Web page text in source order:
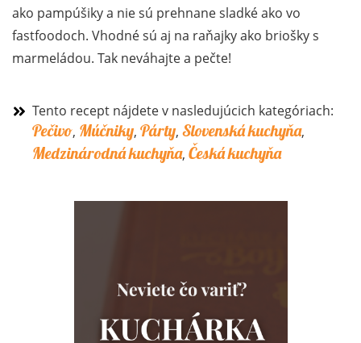
ako pampúšiky a nie sú prehnane sladké ako vo
fastfoodoch. Vhodné sú aj na raňajky ako briošky s
marmeládou. Tak neváhajte a pečte!
Tento recept nájdete v nasledujúcich kategóriach:
Pečivo, Múčniky, Párty, Slovenská kuchyňa,
Medzinárodná kuchyňa, Česká kuchyňa